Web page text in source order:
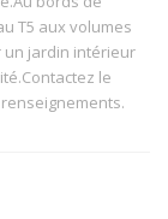
T5 aux volumes
un jardin intérieur
le
renseignements.